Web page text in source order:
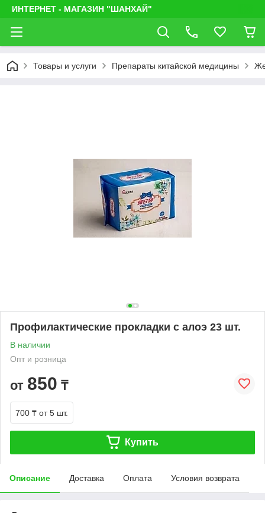
ИНТЕРНЕТ - МАГАЗИН "ШАНХАЙ"
Товары и услуги Препараты китайской медицины
Профилактические прокладки с алоэ 23 шт.
В наличии
Опт и розница
от 850 ₸
700 ₸ от 5 шт.
Купить
Описание Доставка Оплата Условия возврата